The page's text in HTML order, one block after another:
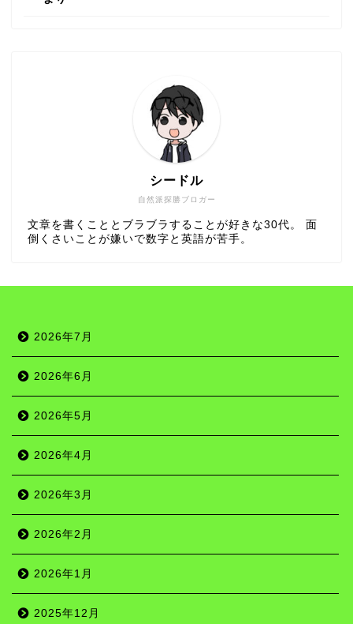
自然派探勝ブロガー
シードル
文章を書くこととブラブラすることが好きな30代。 面
倒くさいことが嫌いで数字と英語が苦手。
2026年7月
2026年6月
2026年5月
2026年4月
2026年3月
2026年2月
2026年1月
2025年12月